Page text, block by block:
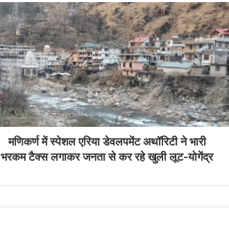
मणिकर्ण में स्पेशल एरिया डेवलपमेंट अथॉरिटी ने भारी
भरकम टैक्स लगाकर जनता से कर रहे खुली लूट-योगेंद्र